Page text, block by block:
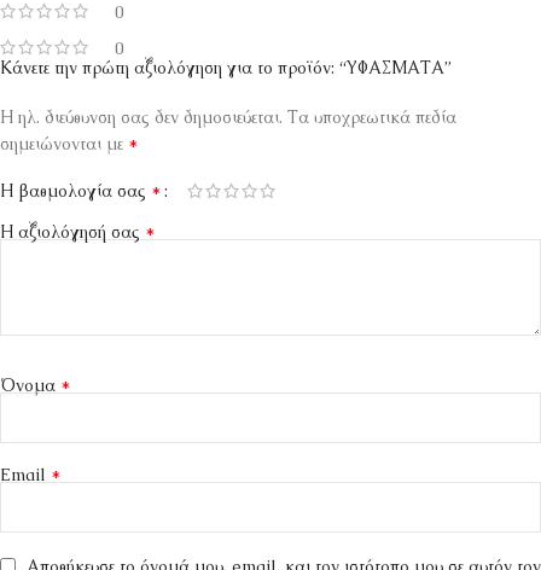
0
0
Κάνετε την πρώτη αξιολόγηση για το προϊόν: “ΥΦΑΣΜΑΤΑ”
Η ηλ. διεύθυνση σας δεν δημοσιεύεται. Τα υποχρεωτικά πεδία
σημειώνονται με *
Η βαθμολογία σας *
Η αξιολόγησή σας *
Όνομα *
Email *